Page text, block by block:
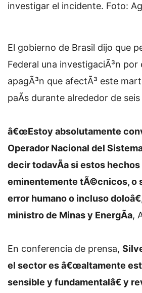
investigar el incidente. Foto:
El gobierno de Brasil dijo que
Federal una investigaciÃ³n por
apagÃ³n que afectÃ³ este
paÃ­s durante alrededor de
â€œEstoy absolutamente
Operador Nacional del
decir todavÃ­a si estos
eminentemente tÃ©cnicos, o
error humano o incluso
ministro de Minas y EnergÃ­a,
En conferencia de prensa,
el sector es â€œaltamente
sensible y fundamentalâ€ y